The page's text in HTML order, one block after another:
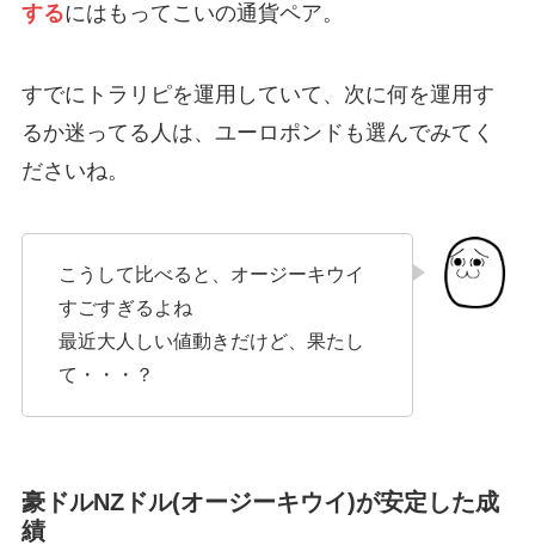
するにはもってこいの通貨ペア。
すでにトラリピを運用していて、次に何を運用す
るか迷ってる人は、ユーロポンドも選んでみてく
ださいね。
こうして比べると、オージーキウイ
すごすぎるよね
最近大人しい値動きだけど、果たし
て・・・？
豪ドルNZドル(オージーキウイ)が安定した成
績